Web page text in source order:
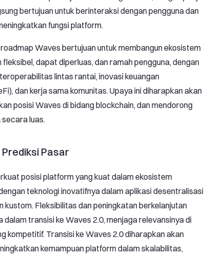
bertujuan untuk berinteraksi dengan pengguna dan
fungsi platform.
Waves bertujuan untuk membangun ekosistem
fleksibel, dapat diperluas, dan ramah pengguna, dengan
lintas rantai, inovasi keuangan
dan kerja sama komunitas. Upaya ini diharapkan akan
posisi Waves di bidang blockchain, dan mendorong
luas.
Pasar
posisi platform yang kuat dalam ekosistem
teknologi inovatifnya dalam aplikasi desentralisasi
kustom. Fleksibilitas dan peningkatan berkelanjutan
transisi ke Waves 2.0, menjaga relevansinya di
kompetitif. Transisi ke Waves 2.0 diharapkan akan
kemampuan platform dalam skalabilitas,